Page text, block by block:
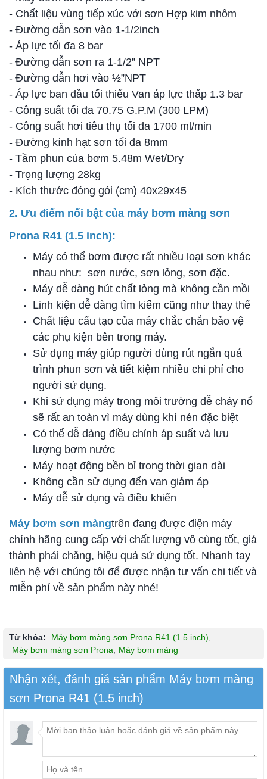
- Chất liệu vùng tiếp xúc với sơn Hợp kim nhôm
- Đường dẫn sơn vào 1-1/2inch
- Áp lực tối đa 8 bar
- Đường dẫn sơn ra 1-1/2” NPT
- Đường dẫn hơi vào ½”NPT
- Áp lực ban đầu tối thiểu Van áp lực thấp 1.3 bar
- Công suất tối đa 70.75 G.P.M (300 LPM)
- Công suất hơi tiêu thụ tối đa 1700 ml/min
- Đường kính hạt sơn tối đa 8mm
- Tầm phun của bơm 5.48m Wet/Dry
- Trọng lượng 28kg
- Kích thước đóng gói (cm) 40x29x45
2. Ưu điểm nổi bật của máy bơm màng sơn
Prona R41 (1.5 inch):
Máy có thể bơm được rất nhiều loại sơn khác
nhau như: sơn nước, sơn lỏng, sơn đặc.
Máy dễ dàng hút chất lỏng mà không cần mồi
Linh kiện dễ dàng tìm kiếm cũng như thay thế
Chất liệu cấu tạo của máy chắc chắn bảo vệ
các phụ kiện bên trong máy.
Sử dụng máy giúp người dùng rút ngắn quá
trình phun sơn và tiết kiệm nhiều chi phí cho
người sử dụng.
Khi sử dụng máy trong môi trường dễ cháy nổ
sẽ rất an toàn vì máy dùng khí nén đặc biệt
Có thể dễ dàng điều chỉnh áp suất và lưu
lượng bơm nước
Máy hoạt động bền bỉ trong thời gian dài
Không cần sử dụng đến van giảm áp
Máy dễ sử dụng và điều khiển
Máy bơm sơn màngtrên đang được điện máy
chính hãng cung cấp với chất lượng vô cùng tốt, giá
thành phải chăng, hiệu quả sử dụng tốt. Nhanh tay
liên hệ với chúng tôi để được nhận tư vấn chi tiết và
miễn phí về sản phẩm này nhé!
Từ khóa: Máy bơm màng sơn Prona R41 (1.5 inch),
Máy bơm màng sơn Prona, Máy bơm màng
Nhận xét, đánh giá sản phẩm Máy bơm màng
sơn Prona R41 (1.5 inch)